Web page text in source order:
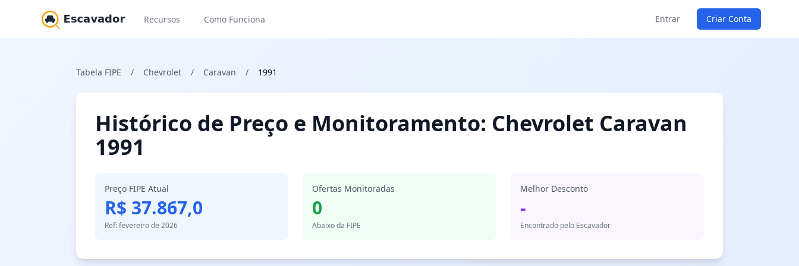
Recursos Como Funciona Entrar Criar Conta
Tabela FIPE / Chevrolet / Caravan / 1991
Histórico de Preço e Monitoramento: Chevrolet Caravan
1991
Preço FIPE Atual
R$ 37.867,0
Ref: fevereiro de 2026
Ofertas Monitoradas
0
Abaixo da FIPE
Melhor Desconto
-
Encontrado pelo Escavador